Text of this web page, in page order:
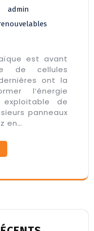
admin
est avant
de cellules
ont la
l’énergie
de
panneaux
en…